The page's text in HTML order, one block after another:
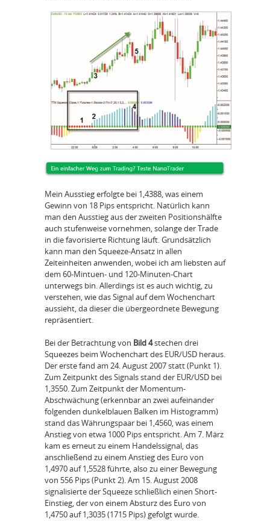
Mein Ausstieg erfolgte bei 1,4388, was einem
Gewinn von 18 Pips entspricht. Natürlich kann
man den Ausstieg aus der zweiten Positionshälfte
auch stufenweise vornehmen, solange der Trade
in die favorisierte Richtung läuft. Grundsätzlich
kann man den Squeeze-Ansatz in allen
Zeiteinheiten anwenden, wobei ich am liebsten auf
dem 60-Mintuen- und 120-Minuten-Chart
unterwegs bin. Allerdings ist es auch wichtig, zu
verstehen, wie das Signal auf dem Wochenchart
aussieht, da dieser die übergeordnete Bewegung
repräsentiert.
Bei der Betrachtung von Bild 4stechen drei
Squeezes beim Wochenchart des EUR/USD heraus.
Der erste fand am 24. August 2007 statt (Punkt 1).
Zum Zeitpunkt des Signals stand der EUR/USD bei
1,3550. Zum Zeitpunkt der Momentum-
Abschwächung (erkennbar an zwei aufeinander
folgenden dunkelblauen Balken im Histogramm)
stand das Währungspaar bei 1,4560, was einem
Anstieg von etwa 1000 Pips entspricht. Am 7. März
kam es erneut zu einem Handelssignal, das
anschließend zu einem Anstieg des Euro von
1,4970 auf 1,5528 führte, also zu einer Bewegung
von 556 Pips (Punkt 2). Am 15. August 2008
signalisierte der Squeeze schließlich einen Short-
Einstieg, der von einem Absturz des Euro von
1,4750 auf 1,3035 (1715 Pips) gefolgt wurde.